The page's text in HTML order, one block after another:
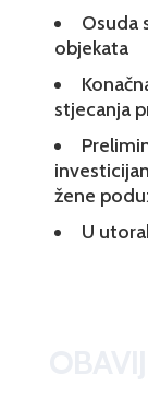
Osuda
objekata
stjecanja
žene
U